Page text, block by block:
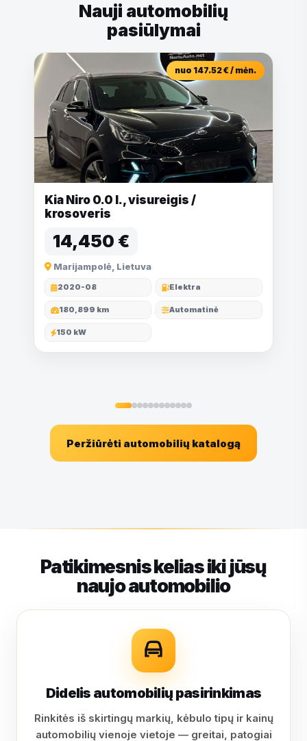
Nauji automobilių
pasiūlymai
nuo 147.52 € / mėn.
Kia Niro 0.0 l., visureigis /
krosoveris
14,450 €
Marijampolė, Lietuva
2020-08 Elektra
180,899 km Automatinė
150 kW
Peržiūrėti automobilių katalogą
Patikimesnis kelias iki jūsų
naujo automobilio
Didelis automobilių pasirinkimas
Rinkitės iš skirtingų markių, kėbulo tipų ir kainų
automobilių vienoje vietoje — greitai, patogiai